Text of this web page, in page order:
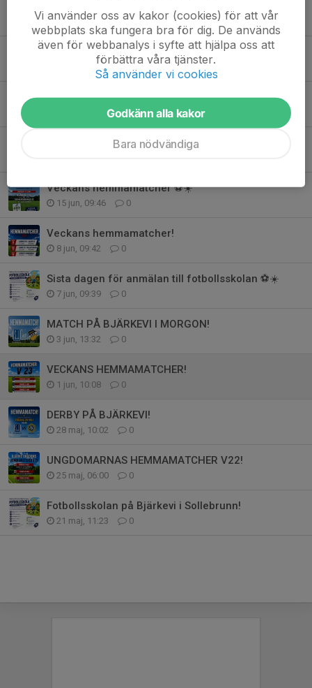
29 jun, 11:34 0
HEMMAMATCH I MORGON PÅ BJÄRKEVI!
26 jun, 15:34 0
Hemmamatcher v 26!
22 jun, 13:39 0
Match på Bjärkevi i morgon!
Veckans hemmamatcher ⚽️☀️
15 jun, 09:46 0
Veckans hemmamatcher!
8 jun, 09:42 0
Sista dagen för anmälan till fotbollsskolan ⚽️☀️
7 jun, 09:39 0
MATCH PÅ BJÄRKEVI I MORGON!
3 jun, 13:32 0
VECKANS HEMMAMATCHER!
1 jun, 10:08 0
DERBY PÅ BJÄRKEVI!
28 maj, 10:02 0
UNGDOMARNAS HEMMAMATCHER V22!
25 maj, 06:00 0
Fotbollsskolan på Bjärkevi i Sollebrunn!
21 maj, 11:23 0
Vi använder oss av kakor (cookies) för att vår
webbplats ska fungera bra för dig. De används
även för webbanalys i syfte att hjälpa oss att
förbättra våra tjänster.
Så använder vi cookies
Godkänn alla kakor
Bara nödvändiga